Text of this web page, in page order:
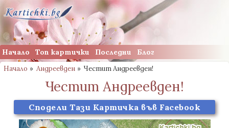
Начало Топ картички Последни Блог
Начало » Андреевден » Честит Андреевден!
Честит Андреевден!
Сподели Тази Картичка във Facebook